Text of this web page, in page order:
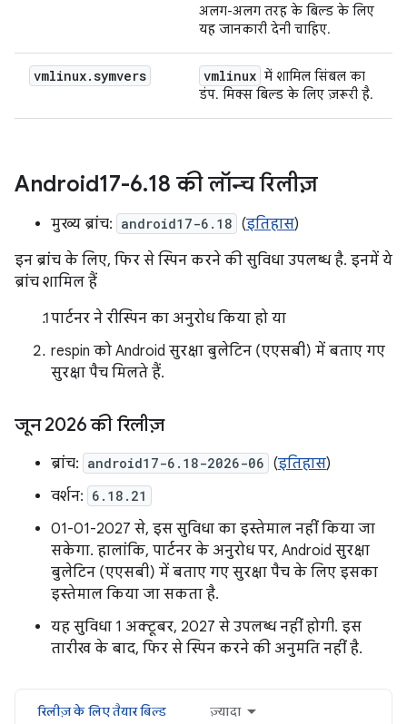
अलग-अलग तरह के बिल्ड के लिए
यह जानकारी देनी चाहिए.
vmlinux.symvers vmlinux में शामिल सिंबल का
डंप. मिक्स बिल्ड के लिए ज़रूरी है.
Android17-6.18 की लॉन्च रिलीज़
मुख्य ब्रांच: android17-6.18 (इतिहास)
इन ब्रांच के लिए, फिर से स्पिन करने की सुविधा उपलब्ध है. इनमें ये
ब्रांच शामिल हैं
पार्टनर ने रीस्पिन का अनुरोध किया हो या
respin को Android सुरक्षा बुलेटिन (एएसबी) में बताए गए
सुरक्षा पैच मिलते हैं.
जून 2026 की रिलीज़
ब्रांच: android17-6.18-2026-06 (इतिहास)
वर्शन: 6.18.21
01-01-2027 से, इस सुविधा का इस्तेमाल नहीं किया जा
सकेगा. हालांकि, पार्टनर के अनुरोध पर, Android सुरक्षा
बुलेटिन (एएसबी) में बताए गए सुरक्षा पैच के लिए इसका
इस्तेमाल किया जा सकता है.
यह सुविधा 1 अक्टूबर, 2027 से उपलब्ध नहीं होगी. इस
तारीख के बाद, फिर से स्पिन करने की अनुमति नहीं है.
रिलीज़ के लिए तैयार बिल्ड ज़्यादा